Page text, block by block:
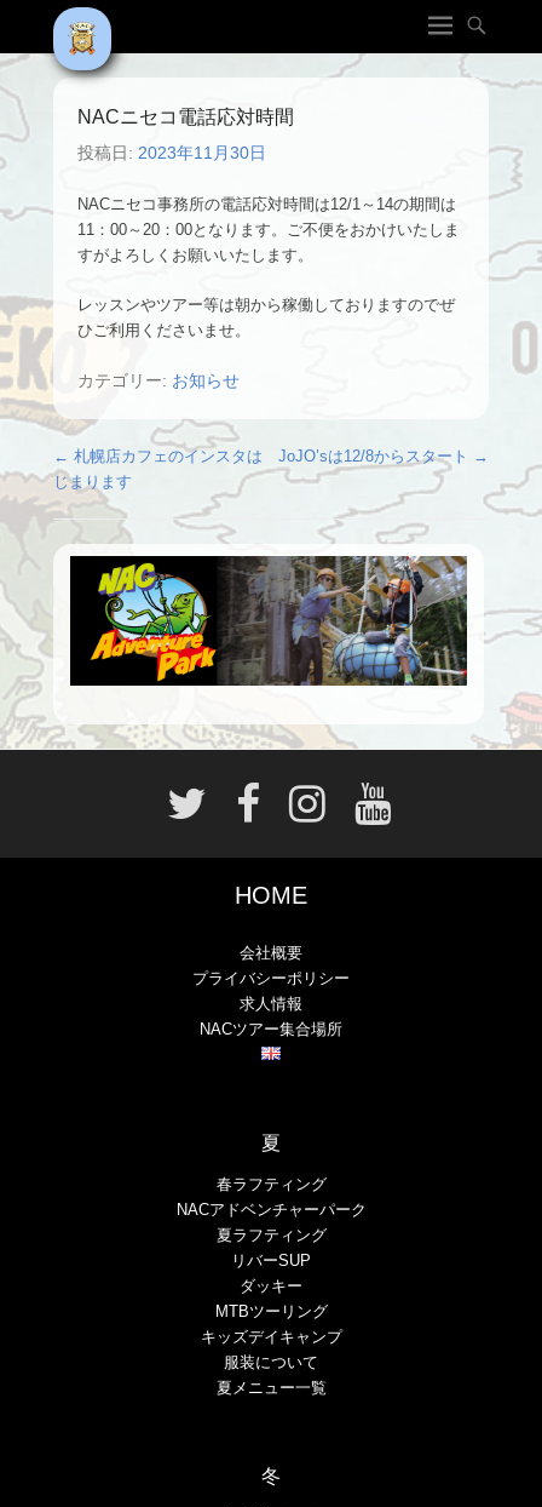
NACニセコ電話応対時間
投稿日: 2023年11月30日
NACニセコ事務所の電話応対時間は12/1～14の期間は
11：00～20：00となります。ご不便をおかけいたしま
すがよろしくお願いいたします。
レッスンやツアー等は朝から稼働しておりますのでぜ
ひご利用くださいませ。
カテゴリー: お知らせ
投稿ナビゲーション
← 札幌店カフェのインスタは
じまります
JoJO’sは12/8からスタート →
HOME
会社概要
プライバシーポリシー
求人情報
NACツアー集合場所
夏
春ラフティング
NACアドベンチャーパーク
夏ラフティング
リバーSUP
ダッキー
MTBツーリング
キッズデイキャンプ
服装について
夏メニュー一覧
冬